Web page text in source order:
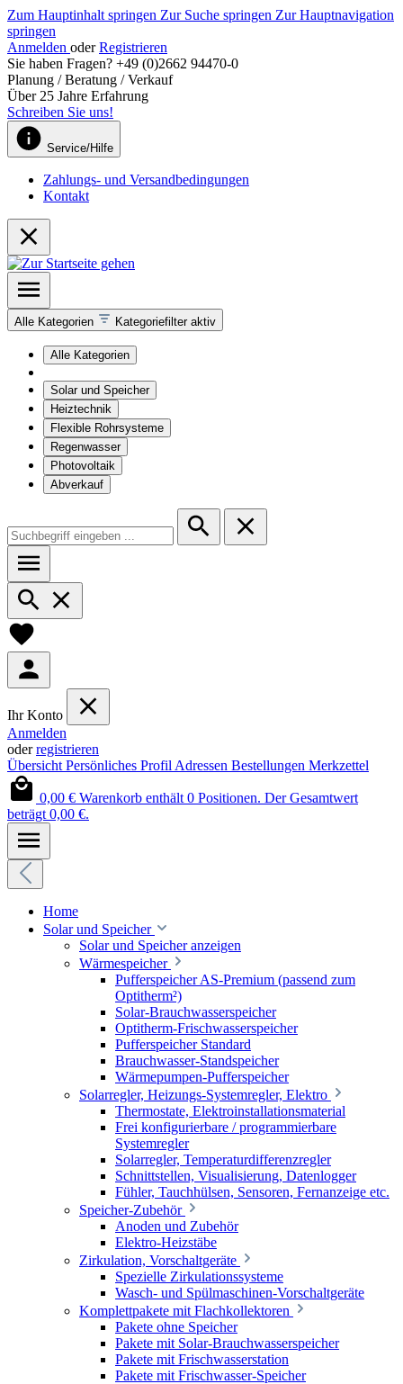
Zum Hauptinhalt springen Zur Suche springen Zur Hauptnavigation
springen
Anmelden oder Registrieren
Sie haben Fragen? +49 (0)2662 94470-0
Planung / Beratung / Verkauf
Über 25 Jahre Erfahrung
Schreiben Sie uns!
Service/Hilfe
Zahlungs- und Versandbedingungen
Kontakt
Alle Kategorien Kategoriefilter aktiv
Alle Kategorien
Solar und Speicher
Heiztechnik
Flexible Rohrsysteme
Regenwasser
Photovoltaik
Abverkauf
Ihr Konto
Anmelden
oderregistrieren
Übersicht Persönliches Profil Adressen Bestellungen Merkzettel
0,00 € Warenkorb enthält 0 Positionen. Der Gesamtwert
beträgt 0,00 €.
Home
Solar und Speicher
Solar und Speicher anzeigen
Wärmespeicher
Pufferspeicher AS-Premium (passend zum
Optitherm²)
Solar-Brauchwasserspeicher
Optitherm-Frischwasserspeicher
Pufferspeicher Standard
Brauchwasser-Standspeicher
Wärmepumpen-Pufferspeicher
Solarregler, Heizungs-Systemregler, Elektro
Thermostate, Elektroinstallationsmaterial
Frei konfigurierbare / programmierbare
Systemregler
Solarregler, Temperaturdifferenzregler
Schnittstellen, Visualisierung, Datenlogger
Fühler, Tauchhülsen, Sensoren, Fernanzeige etc.
Speicher-Zubehör
Anoden und Zubehör
Elektro-Heizstäbe
Zirkulation, Vorschaltgeräte
Spezielle Zirkulationssysteme
Wasch- und Spülmaschinen-Vorschaltgeräte
Komplettpakete mit Flachkollektoren
Pakete ohne Speicher
Pakete mit Solar-Brauchwasserspeicher
Pakete mit Frischwasserstation
Pakete mit Frischwasser-Speicher